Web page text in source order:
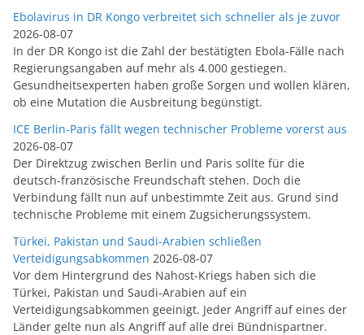
Ebolavirus in DR Kongo verbreitet sich schneller als je zuvor
2026-08-07
In der DR Kongo ist die Zahl der bestätigten Ebola-Fälle nach
Regierungsangaben auf mehr als 4.000 gestiegen.
Gesundheitsexperten haben große Sorgen und wollen klären,
ob eine Mutation die Ausbreitung begünstigt.
ICE Berlin-Paris fällt wegen technischer Probleme vorerst aus
2026-08-07
Der Direktzug zwischen Berlin und Paris sollte für die
deutsch-französische Freundschaft stehen. Doch die
Verbindung fällt nun auf unbestimmte Zeit aus. Grund sind
technische Probleme mit einem Zugsicherungssystem.
Türkei, Pakistan und Saudi-Arabien schließen
Verteidigungsabkommen 2026-08-07
Vor dem Hintergrund des Nahost-Kriegs haben sich die
Türkei, Pakistan und Saudi-Arabien auf ein
Verteidigungsabkommen geeinigt. Jeder Angriff auf eines der
Länder gelte nun als Angriff auf alle drei Bündnispartner.